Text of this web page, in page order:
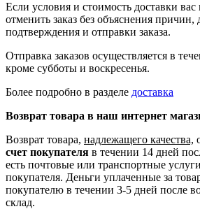
Если условия и стоимость доставки
отменить заказ без объяснения причин,
подтверждения и отправки заказа.
Отправка заказов осуществляется в
кроме субботы и воскресенья.
Более подробно в разделе доставка
Возврат товара в наш интернет
Возврат товара, надлежащего качества,
счет покупателя в течении 14 дней
есть почтовые или транспортные
покупателя. Деньги уплаченные за
покупателю в течении 3-5 дней после
склад.